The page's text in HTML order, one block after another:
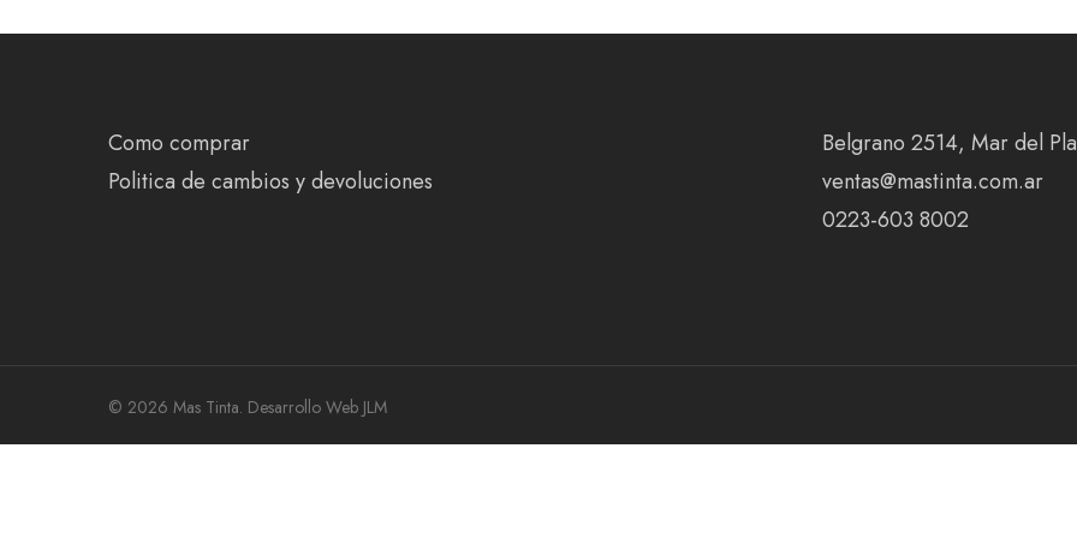
Como comprar
Politica de cambios y devoluciones
Belgrano 2514, Mar del
ventas@mastinta.com.ar
0223-603 8002
© 2026 Mas Tinta. Desarrollo Web JLM